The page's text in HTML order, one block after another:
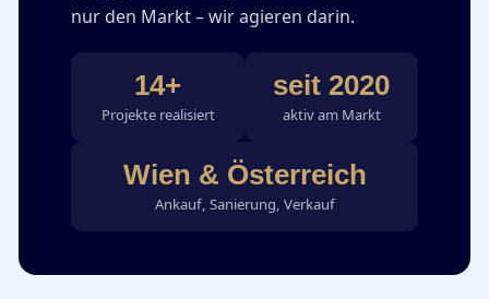
nur den Markt – wir agieren darin.
14+
Projekte realisiert
seit 2020
aktiv am Markt
Wien & Österreich
Ankauf, Sanierung, Verkauf